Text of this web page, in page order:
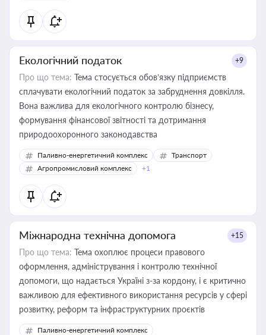
Екологічний податок +9
Про що тема: Тема стосується обов’язку підприємств
сплачувати екологічний податок за забруднення довкілля.
Вона важлива для екологічного контролю бізнесу,
формування фінансової звітності та дотримання
природоохоронного законодавства
Паливно-енергетичний комплекс
Транспорт
Агропромисловий комплекс
+1
Міжнародна технічна допомога +15
Про що тема: Тема охоплює процеси правового
оформлення, адміністрування і контролю технічної
допомоги, що надається Україні з-за кордону, і є критично
важливою для ефективного використання ресурсів у сфері
розвитку, реформ та інфраструктурних проєктів
Паливно-енергетичний комплекс